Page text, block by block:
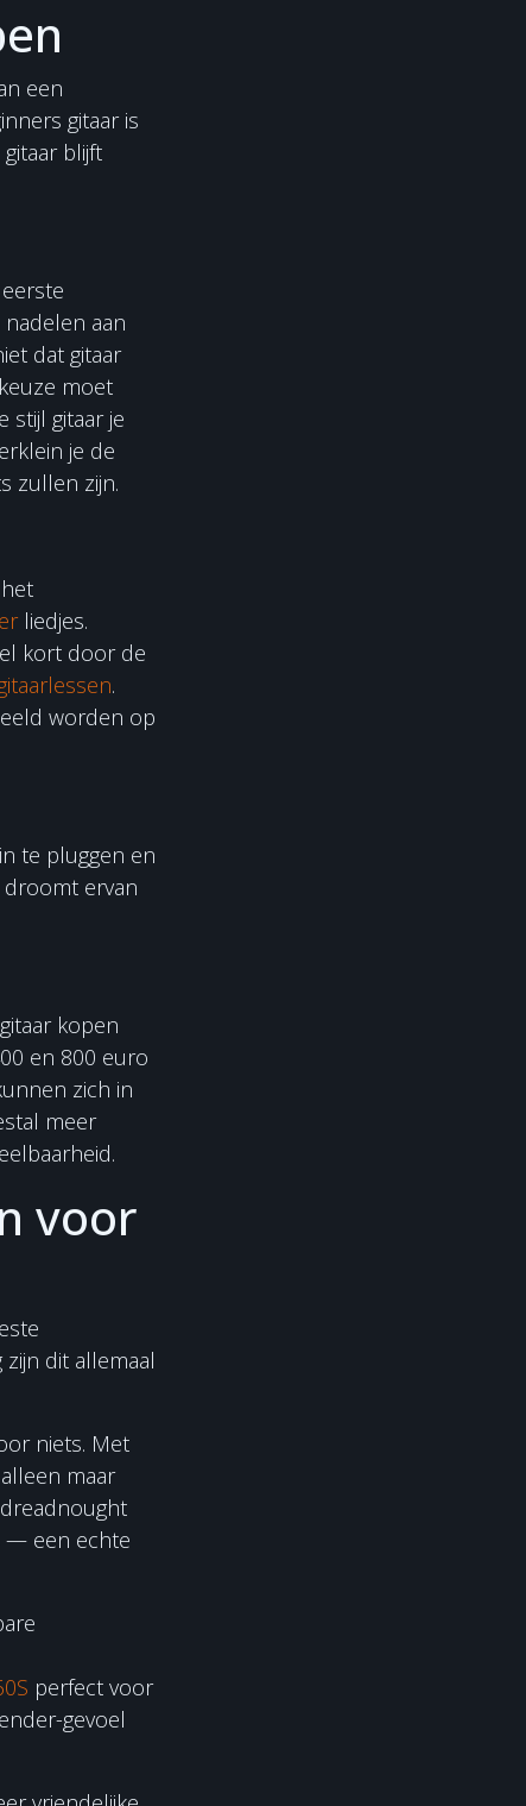
een
gitaar is
blijft
aan
dat gitaar
moet
stijl gitaar je
je de
zullen zijn.
liedjes.
kort door de
.
worden op
te pluggen en
ervan
kopen
en 800 euro
zich in
meer
voor
dit allemaal
niets. Met
maar
— een echte
perfect voor
gevoel